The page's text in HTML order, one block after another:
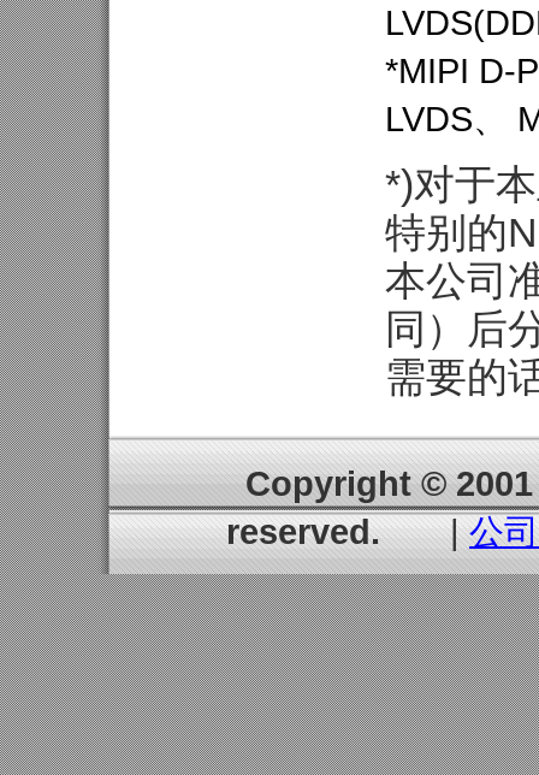
*MIPI D-
LVDS、
*)对于
特别的
本公司
同）后
需要的
Copyright ©
reserved.|公